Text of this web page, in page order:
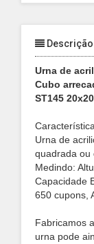
Descrição
Urna de
Cubo
ST145
Urna de
quadrada ou
Medindo:
Capacidade
650 cupons,
Fabricamos
urna pode